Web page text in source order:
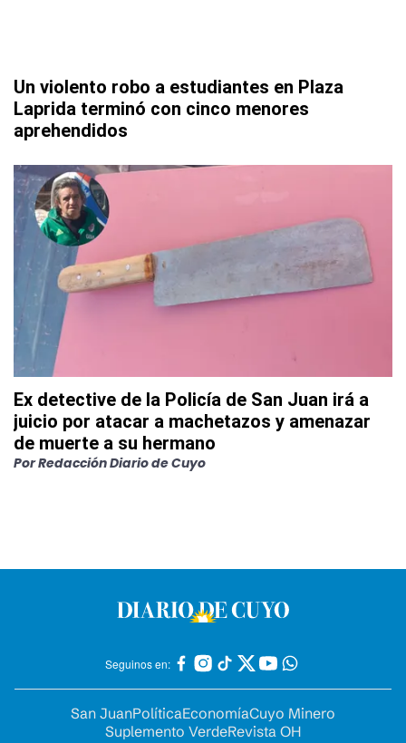
Un violento robo a estudiantes en Plaza
Laprida terminó con cinco menores
aprehendidos
Ex detective de la Policía de San Juan irá a
juicio por atacar a machetazos y amenazar
de muerte a su hermano
PorRedacción Diario de Cuyo
Seguinos en:
San JuanPolíticaEconomíaCuyo Minero
Suplemento VerdeRevista OH